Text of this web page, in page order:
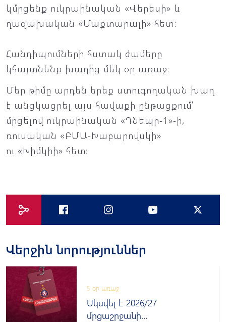
կմրցենք ուկրաինական «Վերեսի» և
ղազախական «Մաքտարալի» հետ:
Հանդիպումների հստակ ժամերը
կհայտնենք խաղից մեկ օր առաջ։
Մեր թիմը արդեն երեք ստուգողական խաղ
է անցկացրել այս հավաքի ընթացքում՝
մրցելով ուկրաինական «Դնեպր-1»-ի,
ռուսական «ԲՄԱ-Խաբարովսկի»
ու «Խիմկիի» հետ։
Վերջին նորություններ
5 օր առաջ
Սկսվել է 2026/27
մրցաշրջանի